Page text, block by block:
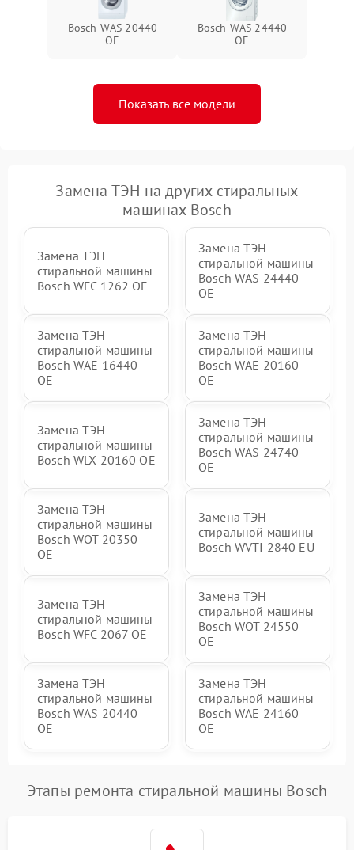
Bosch WAS 20440
OE
Bosch WAS 24440
OE
Показать все модели
Замена ТЭН на других стиральных
машинах Bosch
Замена ТЭН
стиральной машины
Bosch WFC 1262 OE
Замена ТЭН
стиральной машины
Bosch WAS 24440
OE
Замена ТЭН
стиральной машины
Bosch WAE 16440
OE
Замена ТЭН
стиральной машины
Bosch WAE 20160
OE
Замена ТЭН
стиральной машины
Bosch WLX 20160 OE
Замена ТЭН
стиральной машины
Bosch WAS 24740
OE
Замена ТЭН
стиральной машины
Bosch WOT 20350
OE
Замена ТЭН
стиральной машины
Bosch WVTI 2840 EU
Замена ТЭН
стиральной машины
Bosch WFC 2067 OE
Замена ТЭН
стиральной машины
Bosch WOT 24550
OE
Замена ТЭН
стиральной машины
Bosch WAS 20440
OE
Замена ТЭН
стиральной машины
Bosch WAE 24160
OE
Этапы ремонта стиральной машины Bosch